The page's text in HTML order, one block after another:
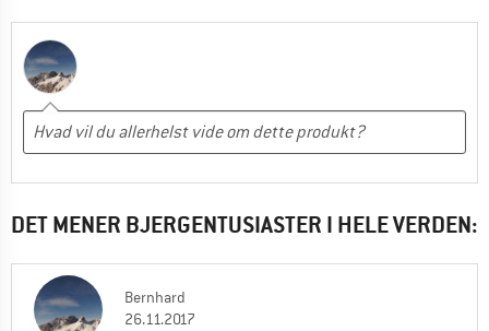
DET MENER BJERGENTUSIASTER I HELE VERDEN:
Bernhard
26.11.2017